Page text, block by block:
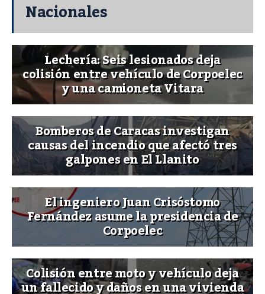
Nacionales
Lechería: Seis lesionados deja
colisión entre vehículo de Corpoelec
y una camioneta Vitara
Bomberos de Caracas investigan
causas del incendio que afectó tres
galpones en El Llanito
El ingeniero Juan Crisóstomo
Fernández asume la presidencia de
Corpoelec
Colisión entre moto y vehículo deja
un fallecido y daños en una vivienda